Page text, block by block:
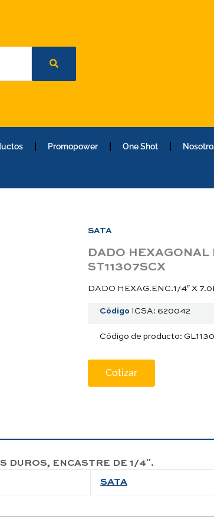
Promopower One Shot
SATA
DADO HEXAGONAL
ST11307SCX
DADO HEXAG.ENC.1/4″ X
Código ICSA: 620042
Código de producto:
Cotizar
DUROS, ENCASTRE DE 1/4″.
SATA